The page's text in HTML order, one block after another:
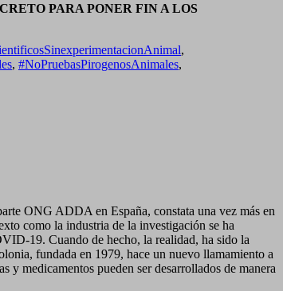
PARA PONER FIN A LOS
,
, #NoPruebasPirogenosAnimales,
ONG ADDA en España, constata una vez más en
como la industria de la investigación se ha
19. Cuando de hecho, la realidad, ha sido la
fundada en 1979, hace un nuevo llamamiento a
medicamentos pueden ser desarrollados de manera